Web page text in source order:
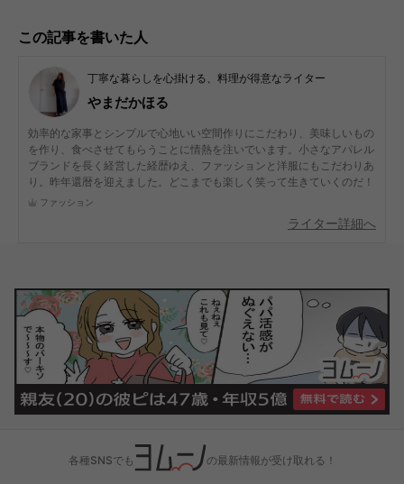
この記事を書いた人
丁寧な暮らしを心掛ける、料理が得意なライター
やまだかほる
効率的な家事とシンプルで心地いい空間作りにこだわり、美味しいもの
を作り、食べさせてもらうことに情熱を注いでいます。小さなアパレル
ブランドを長く経営した経歴ゆえ、ファッションと洋服にもこだわりあ
り。昨年還暦を迎えました。どこまでも楽しく笑って生きていくのだ！
ファッション
ライター詳細へ
各種SNSでも の最新情報が受け取れる！